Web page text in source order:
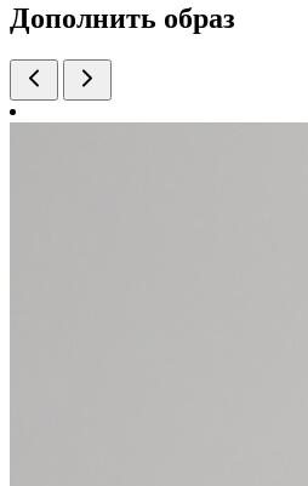
Дополнить образ